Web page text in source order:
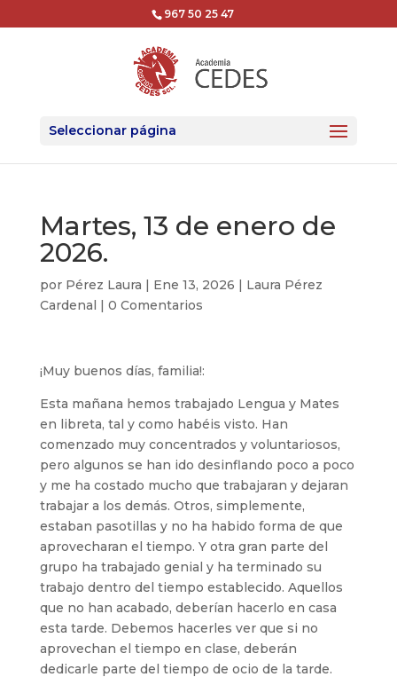
967 50 25 47
Seleccionar página
Martes, 13 de enero de
2026.
por Pérez Laura | Ene 13, 2026 | Laura Pérez
Cardenal | 0 Comentarios
¡Muy buenos días, familia!:
Esta mañana hemos trabajado Lengua y Mates
en libreta, tal y como habéis visto. Han
comenzado muy concentrados y voluntariosos,
pero algunos se han ido desinflando poco a poco
y me ha costado mucho que trabajaran y dejaran
trabajar a los demás. Otros, simplemente,
estaban pasotillas y no ha habido forma de que
aprovecharan el tiempo. Y otra gran parte del
grupo ha trabajado genial y ha terminado su
trabajo dentro del tiempo establecido. Aquellos
que no han acabado, deberían hacerlo en casa
esta tarde. Debemos hacerles ver que si no
aprovechan el tiempo en clase, deberán
dedicarle parte del tiempo de ocio de la tarde.